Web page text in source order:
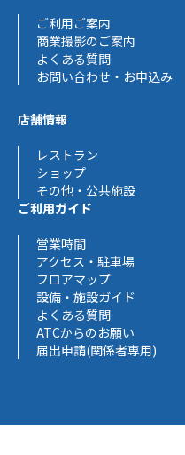
ご利用ご案内
商業撮影のご案内
よくある質問
お問い合わせ・お申込み
店舗情報
レストラン
ショップ
その他・公共施設
ご利用ガイド
営業時間
アクセス・駐車場
フロアマップ
設備・施設ガイド
よくある質問
ATCからのお願い
届出申請(関係者専用)